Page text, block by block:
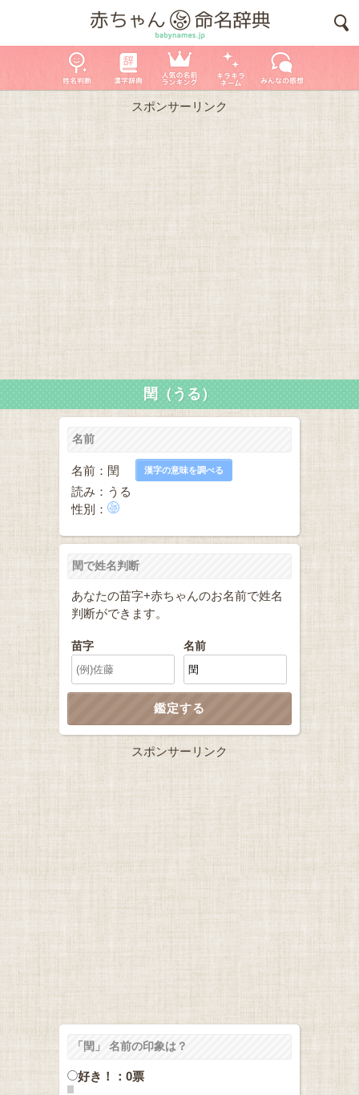
スポンサーリンク
閏（うる）
名前
名前：閏 漢字の意味を調べる
読み：うる
性別：
閏で姓名判断
あなたの苗字+赤ちゃんのお名前で姓名
判断ができます。
苗字 名前
スポンサーリンク
「閏」 名前の印象は？
好き！：0票